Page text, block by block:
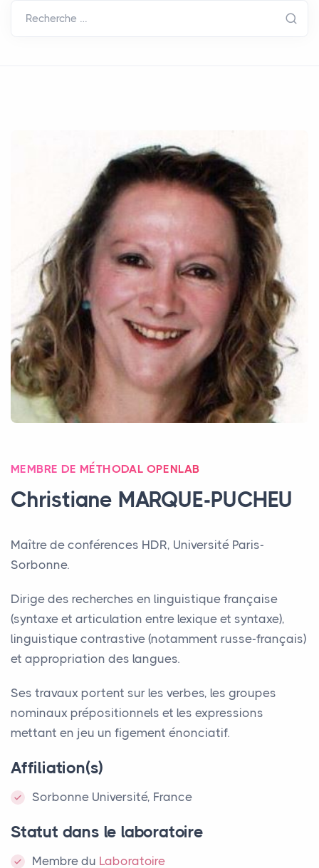
Recherche …
MEMBRE DE MÉTHODAL OPENLAB
Christiane MARQUE-PUCHEU
Maître de conférences HDR, Université Paris-
Sorbonne.
Dirige des recherches en linguistique française
(syntaxe et articulation entre lexique et syntaxe),
linguistique contrastive (notamment russe-français)
et appropriation des langues.
Ses travaux portent sur les verbes, les groupes
nominaux prépositionnels et les expressions
mettant en jeu un figement énonciatif.
Affiliation(s)
Sorbonne Université, France
Statut dans le laboratoire
Membre du Laboratoire